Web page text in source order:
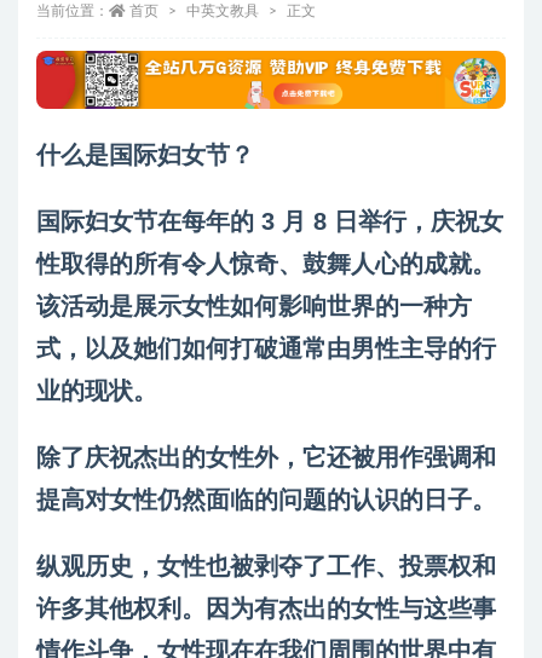
当前位置： 首页 中英文教具 正文
什么是国际妇女节？
国际妇女节在每年的 3 月 8 日举行，庆祝女
性取得的所有令人惊奇、鼓舞人心的成就。
该活动是展示女性如何影响世界的一种方
式，以及她们如何打破通常由男性主导的行
业的现状。
除了庆祝杰出的女性外，它还被用作强调和
提高对女性仍然面临的问题的认识的日子。
纵观历史，女性也被剥夺了工作、投票权和
许多其他权利。因为有杰出的女性与这些事
情作斗争，女性现在在我们周围的世界中有